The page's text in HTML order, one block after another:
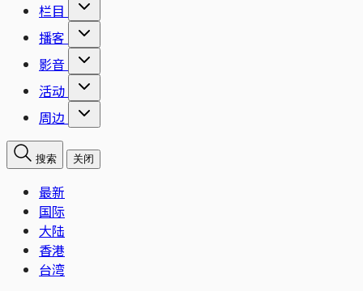
栏目
播客
影音
活动
周边
搜索 关闭
最新
国际
大陆
香港
台湾